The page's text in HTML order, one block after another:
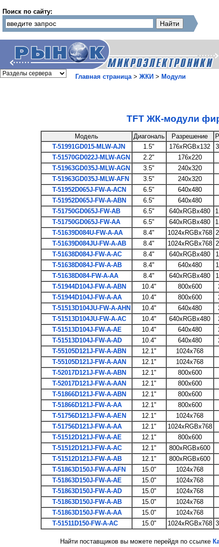
Поиск по сайту:
Главная страница> ЖКИ > Модули
TFT ЖК-модули
Модель Диагональ Разрешение
T-51991GD015-MLW-AJN
1.5" 176xRGBx132
T-51570GD022J-MLW-AGN
2.2"
176x220
T-51963GD035J-MLW-AGN
3.5"
240x320
T-51963GD035J-MLW-AFN
3.5"
240x320
T-51952D065J-FW-A-ACN
6.5"
640x480
T-51952D065J-FW-A-ABN
6.5"
640x480
T-51750GD065J-FW-AB
6.5" 640xRGBx480
T-51750GD065J-FW-AA
6.5" 640xRGBx480
T-51639D084U-FW-A-AA
8.4" 1024xRGBx768
T-51639D084JU-FW-A-AB
8.4" 1024xRGBx768
T-51638D084J-FW-A-AC
8.4" 640xRGBx480
T-51638D084J-FW-A-AB
8.4" 640x480
T-51638D084-FW-A-AA
8.4" 640xRGBx480
T-51944D104J-FW-A-ABN
10.4" 800x600
T-51944D104J-FW-A-AA
10.4" 800x600
T-51513D104JU-FW-A-AHN
10.4" 640x480
T-51513D104JU-FW-A-AC
10.4" 640xRGBx480
T-51513D104J-FW-A-AE
10.4" 640x480
T-51513D104J-FW-A-AD
10.4" 640x480
T-55105D121J-FW-A-ABN
12.1"
1024x768
T-55105D121J-FW-A-AAN
12.1"
1024x768
T-52017D121J-FW-A-ABN
12.1"
800x600
T-52017D121J-FW-A-AAN
12.1"
800x600
T-51866D121J-FW-A-ABN
12.1"
800x600
T-51866D121J-FW-A-AA
12.1"
800x600
T-51756D121J-FW-A-AEN
12.1"
1024x768
T-51756D121J-FW-A-AA
12.1"
1024xRGBx768
T-51512D121J-FW-A-AE
12.1"
800x600
T-51512D121J-FW-A-AC
12.1"
800xRGBx600
T-51512D121J-FW-A-AB
12.1"
800xRGBx600
T-51863D150J-FW-A-AFN
15.0"
1024x768
T-51863D150J-FW-A-AE
15.0"
1024x768
T-51863D150J-FW-A-AD
15.0"
1024x768
T-51863D150J-FW-A-AB
15.0"
1024x768
T-51863D150J-FW-A-AA
15.0"
1024x768
T-51511D150-FW-A-AC
15.0" 1024xRGBx768
Найти поставщиков вы можете перейдя по ссылке